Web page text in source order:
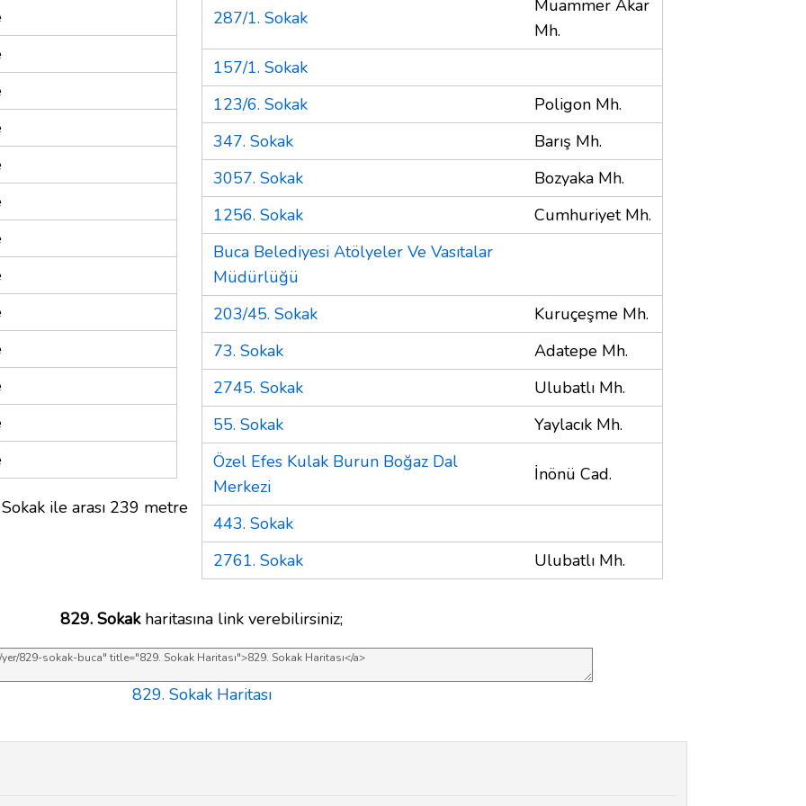
ile arası 239 metre
287/1. Sokak
Muammer Akar
Mh.
157/1. Sokak
123/6. Sokak
Poligon Mh.
347. Sokak
Barış Mh.
3057. Sokak
Bozyaka Mh.
1256. Sokak
Cumhuriyet Mh.
Buca Belediyesi Atölyeler Ve Vasıtalar
Müdürlüğü
203/45. Sokak
Kuruçeşme Mh.
73. Sokak
Adatepe Mh.
2745. Sokak
Ulubatlı Mh.
55. Sokak
Yaylacık Mh.
Özel Efes Kulak Burun Boğaz Dal
Merkezi
İnönü Cad.
443. Sokak
2761. Sokak
Ulubatlı Mh.
829. Sokakharitasına link verebilirsiniz;
829. Sokak Haritası